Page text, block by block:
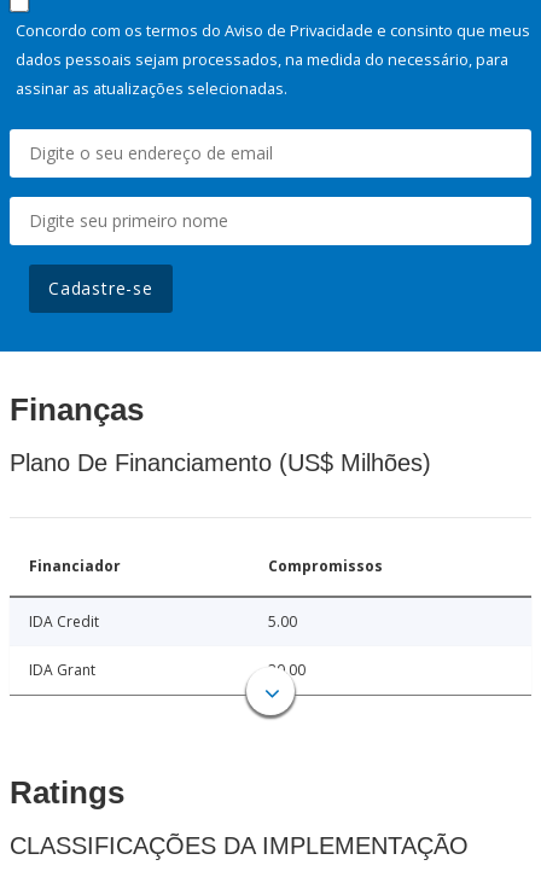
Concordo com os termos do Aviso de Privacidade e consinto que meus
dados pessoais sejam processados, na medida do necessário, para
assinar as atualizações selecionadas.
Cadastre-se
Finanças
Plano De Financiamento (US$ Milhões)
Financiador Compromissos
IDA Credit 5.00
IDA Grant 30.00
Ratings
CLASSIFICAÇÕES DA IMPLEMENTAÇÃO